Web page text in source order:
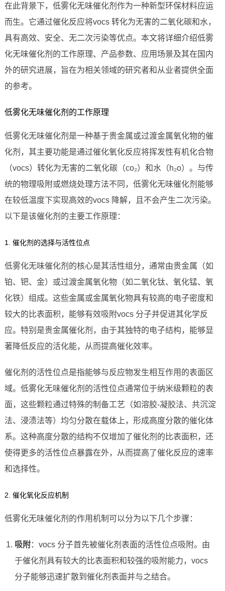
在此背景下，低雾化无味催化剂作为一种新型环保材料应运
而生。它通过催化反应将vocs 转化为无害的二氧化碳和水，
具有高效、安全、无二次污染等优点。本文将详细介绍低雾
化无味催化剂的工作原理、产品参数、应用场景及其在国内
外的研究进展，旨在为相关领域的研究者和从业者提供全面
的参考。
低雾化无味催化剂的工作原理
低雾化无味催化剂是一种基于贵金属或过渡金属氧化物的催
化剂，其主要功能是通过催化氧化反应将挥发性有机化合物
（vocs）转化为无害的二氧化碳（co₂）和水（h₂o）。与传
统的物理吸附或燃烧处理方法不同，低雾化无味催化剂能够
在较低温度下实现高效的vocs 降解，且不会产生二次污染。
以下是该催化剂的主要工作原理：
1. 催化剂的选择与活性位点
低雾化无味催化剂的核心是其活性组分，通常由贵金属（如
铂、钯、金）或过渡金属氧化物（如二氧化钛、氧化锰、氧
化铁）组成。这些金属或金属氧化物具有较高的电子密度和
较大的比表面积，能够有效吸附vocs 分子并促进其化学反
应。特别是贵金属催化剂，由于其独特的电子结构，能够显
著降低反应的活化能，从而提高催化效率。
催化剂的活性位点是指能够与反应物发生相互作用的表面区
域。低雾化无味催化剂的活性位点通常位于纳米级颗粒的表
面，这些颗粒通过特殊的制备工艺（如溶胶-凝胶法、共沉淀
法、浸渍法等）均匀分散在载体上，形成高度分散的催化体
系。这种高度分散的结构不仅增加了催化剂的比表面积，还
使得更多的活性位点暴露在外，从而提高了催化反应的速率
和选择性。
2. 催化氧化反应机制
低雾化无味催化剂的作用机制可以分为以下几个步骤：
吸附：vocs 分子首先被催化剂表面的活性位点吸附。由
于催化剂具有较大的比表面积和较强的吸附能力，vocs
分子能够迅速扩散到催化剂表面并与之结合。